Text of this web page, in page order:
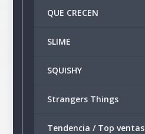
QUE CRECEN
SLIME
SQUISHY
Strangers Things
Tendencia / Top ventas